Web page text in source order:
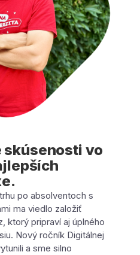
skúsenosti vo
po absolventoch s
ma viedlo založiť
ktorý pripraví aj úplného
Nový ročník Digitálnej
a sme silno